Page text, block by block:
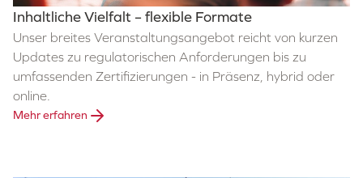
Inhaltliche Vielfalt – flexible Formate
Unser breites Veranstaltungsangebot reicht von kurzen
Updates zu regulatorischen Anforderungen bis zu
umfassenden Zertifizierungen - in Präsenz, hybrid oder
online.
Mehr erfahren